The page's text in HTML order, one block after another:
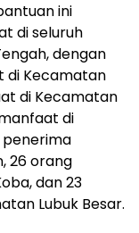
ini
di seluruh
dengan
di Kecamatan
di Kecamatan
di
penerima
26 orang
dan 23
Lubuk Besar.